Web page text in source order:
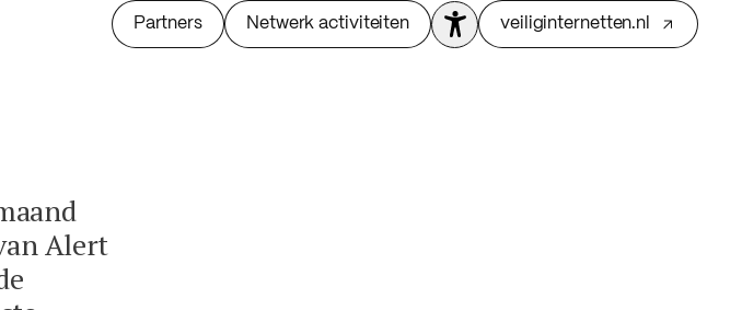
Partners Netwerk activiteiten veiliginternetten.nl
Alert